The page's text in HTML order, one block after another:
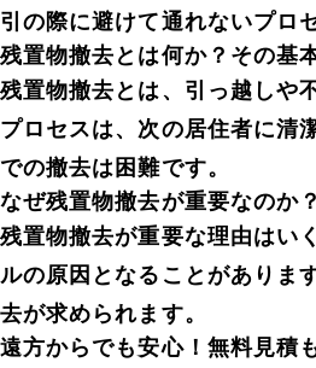
引の際に避けて通れないプロ
残置物撤去とは何か？その基
残置物撤去とは、引っ越しや
プロセスは、次の居住者に清
での撤去は困難です。
なぜ残置物撤去が重要なのか
残置物撤去が重要な理由はい
ルの原因となることがありま
去が求められます。
遠方からでも安心！無料見積